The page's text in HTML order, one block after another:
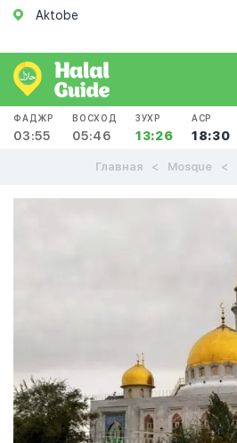
Aktobe
ФАДЖР
03:55
ВОСХОД
05:46
ЗУХР
13:26
АСР
18:30
Главная Mosque